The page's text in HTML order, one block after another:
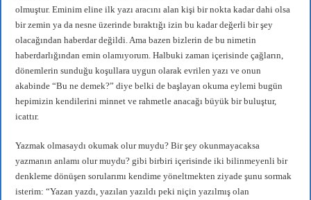
olmuştur. Eminim eline ilk yazı aracını alan kişi bir nokta kadar dahi olsa
bir zemin ya da nesne üzerinde bıraktığı izin bu kadar değerli bir şey
olacağından haberdar değildi. Ama bazen bizlerin de bu nimetin
haberdarlığından emin olamıyorum. Halbuki zaman içerisinde çağların,
dönemlerin sunduğu koşullara uygun olarak evrilen yazı ve onun
akabinde “Bu ne demek?” diye belki de başlayan okuma eylemi bugün
hepimizin kendilerini minnet ve rahmetle anacağı büyük bir buluştur,
icattır.
Yazmak olmasaydı okumak olur muydu? Bir şey okunmayacaksa
yazmanın anlamı olur muydu? gibi birbiri içerisinde iki bilinmeyenli bir
denkleme dönüşen sorularımı kendime yöneltmekten ziyade şunu sormak
isterim: “Yazan yazdı, yazılan yazıldı peki niçin yazılmış olan